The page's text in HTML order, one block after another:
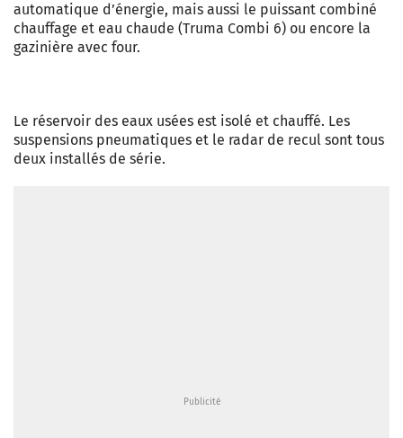
automatique d’énergie, mais aussi le puissant combiné
chauffage et eau chaude (Truma Combi 6) ou encore la
gazinière avec four.
Le réservoir des eaux usées est isolé et chauffé. Les
suspensions pneumatiques et le radar de recul sont tous
deux installés de série.